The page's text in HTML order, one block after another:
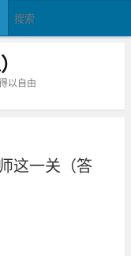
以自由
这一关（答